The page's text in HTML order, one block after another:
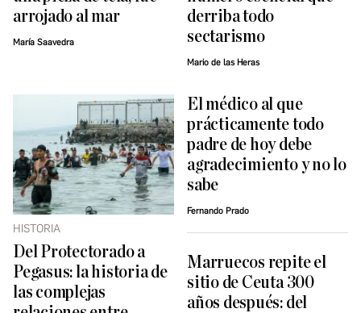
arrojado al mar
María Saavedra
derriba todo
sectarismo
Mario de las Heras
HISTORIA
Del Protectorado a
Pegasus: la historia de
las complejas
El médico al que
prácticamente todo
padre de hoy debe
agradecimiento y no lo
sabe
Fernando Prado
Marruecos repite el
sitio de Ceuta 300
años después: del